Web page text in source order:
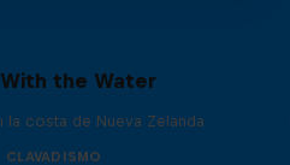
the Water
la costa de Nueva Zelanda
CLAVADISMO